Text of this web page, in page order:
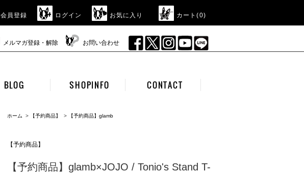
会員登録 ログイン お気に入り カート(0)
メルマガ登録・解除 お問い合わせ
BLOG SHOPINFO CONTACT
ホーム > 【予約商品】 > 【予約商品】glamb
【予約商品】
【予約商品】glamb×JOJO / Tonio's Stand T-